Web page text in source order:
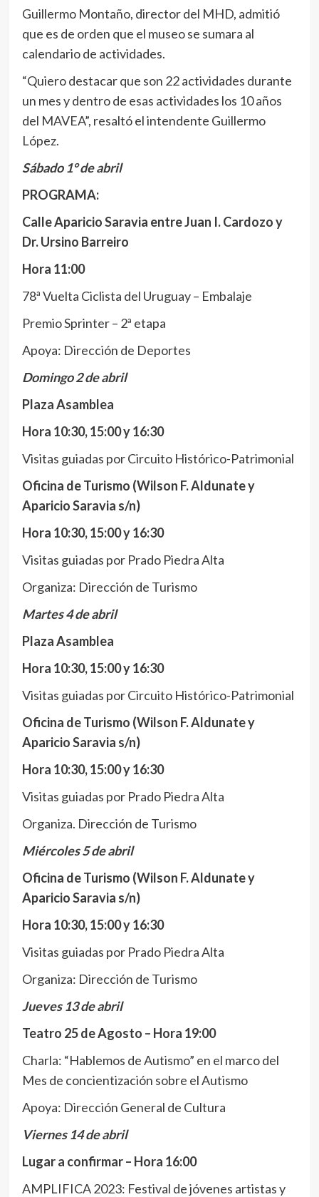
Guillermo Montaño, director del MHD, admitió
que es de orden que el museo se sumara al
calendario de actividades.
“Quiero destacar que son 22 actividades durante
un mes y dentro de esas actividades los 10 años
del MAVEA”, resaltó el intendente Guillermo
López.
Sábado 1° de abril
PROGRAMA:
Calle Aparicio Saravia entre Juan I. Cardozo y
Dr. Ursino Barreiro
Hora 11:00
78ª Vuelta Ciclista del Uruguay – Embalaje
Premio Sprinter – 2ª etapa
Apoya: Dirección de Deportes
Domingo 2 de abril
Plaza Asamblea
Hora 10:30, 15:00 y 16:30
Visitas guiadas por Circuito Histórico-Patrimonial
Oficina de Turismo (Wilson F. Aldunate y
Aparicio Saravia s/n)
Hora 10:30, 15:00 y 16:30
Visitas guiadas por Prado Piedra Alta
Organiza: Dirección de Turismo
Martes 4 de abril
Plaza Asamblea
Hora 10:30, 15:00 y 16:30
Visitas guiadas por Circuito Histórico-Patrimonial
Oficina de Turismo (Wilson F. Aldunate y
Aparicio Saravia s/n)
Hora 10:30, 15:00 y 16:30
Visitas guiadas por Prado Piedra Alta
Organiza. Dirección de Turismo
Miércoles 5 de abril
Oficina de Turismo (Wilson F. Aldunate y
Aparicio Saravia s/n)
Hora 10:30, 15:00 y 16:30
Visitas guiadas por Prado Piedra Alta
Organiza: Dirección de Turismo
Jueves 13 de abril
Teatro 25 de Agosto – Hora 19:00
Charla: “Hablemos de Autismo” en el marco del
Mes de concientización sobre el Autismo
Apoya: Dirección General de Cultura
Viernes 14 de abril
Lugar a confirmar – Hora 16:00
AMPLIFICA 2023: Festival de jóvenes artistas y